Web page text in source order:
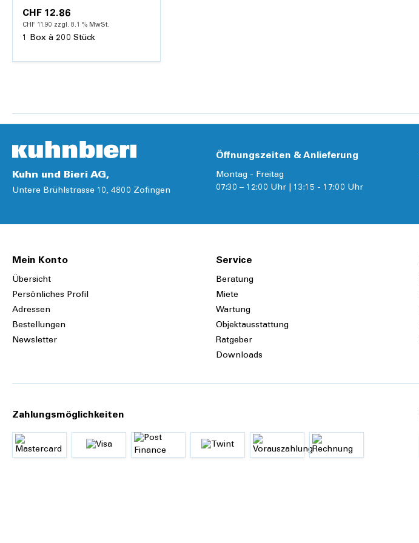
CHF 12.86
CHF 11.90 zzgl. 8.1 % MwSt.
1 Box à 200 Stück
Kuhn und Bieri AG,
Untere Brühlstrasse 10, 4800 Zofingen
Öffnungszeiten & Anlieferung
Montag - Freitag
07:30 – 12:00 Uhr | 13:15 - 17:00 Uhr
Mein Konto
Übersicht
Persönliches Profil
Adressen
Bestellungen
Newsletter
Service
Beratung
Miete
Wartung
Objektausstattung
Ratgeber
Downloads
Zahlungsmöglichkeiten